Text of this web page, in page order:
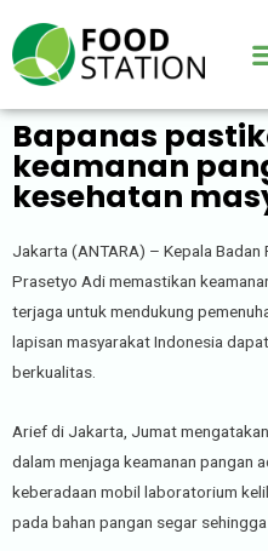
Bapanas
keamanan
kesehatan
Jakarta (ANTARA) – Kepala
Prasetyo Adi memastikan
terjaga untuk mendukung
lapisan masyarakat Indonesia
berkualitas.
Arief di Jakarta, Jumat
dalam menjaga keamanan pangan
keberadaan mobil laboratorium
pada bahan pangan segar